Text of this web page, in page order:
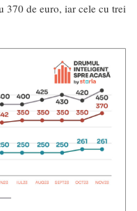
370 de euro, iar cele cu trei